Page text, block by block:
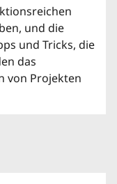
und die
und Tricks, die
das
von Projekten